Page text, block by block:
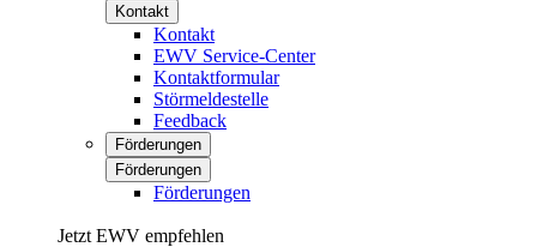
Kontakt
Kontakt
EWV Service-Center
Kontaktformular
Störmeldestelle
Feedback
Förderungen
Förderungen
Förderungen
Jetzt EWV empfehlen